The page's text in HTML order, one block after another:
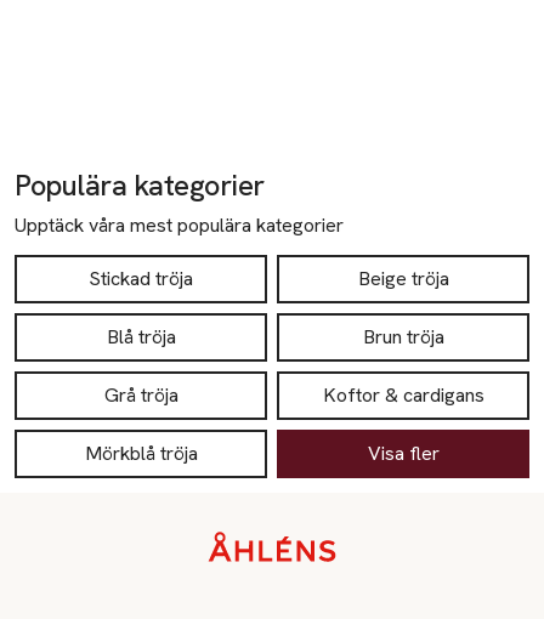
Populära kategorier
Upptäck våra mest populära kategorier
Stickad tröja Beige tröja
Blå tröja Brun tröja
Grå tröja Koftor & cardigans
Mörkblå tröja Visa fler